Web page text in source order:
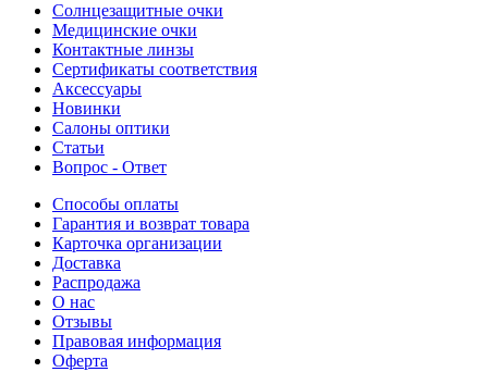
Солнцезащитные очки
Медицинские очки
Контактные линзы
Сертификаты соответствия
Аксессуары
Новинки
Салоны оптики
Статьи
Вопрос - Ответ
Способы оплаты
Гарантия и возврат товара
Карточка организации
Доставка
Распродажа
О нас
Отзывы
Правовая информация
Оферта